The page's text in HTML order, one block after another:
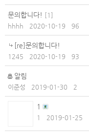
문의합니다! [ 1 ]
hhhh
2020-10-19 96
[re]문의합니다!
1245 2020-10-19 93
알림
이준성 2019-01-30 2
1
1 2019-01-25